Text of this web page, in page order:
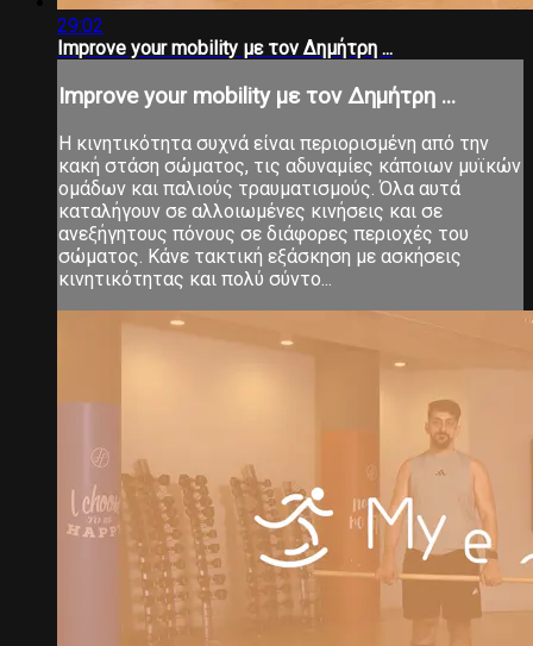
29:02
Improve your mobility με τον Δημήτρη ...
Improve your mobility με τον Δημήτρη ...
Η κινητικότητα συχνά είναι περιορισμένη από την
κακή στάση σώματος, τις αδυναμίες κάποιων μυϊκών
ομάδων και παλιούς τραυματισμούς. Όλα αυτά
καταλήγουν σε αλλοιωμένες κινήσεις και σε
ανεξήγητους πόνους σε διάφορες περιοχές του
σώματος. Κάνε τακτική εξάσκηση με ασκήσεις
κινητικότητας και πολύ σύντο...